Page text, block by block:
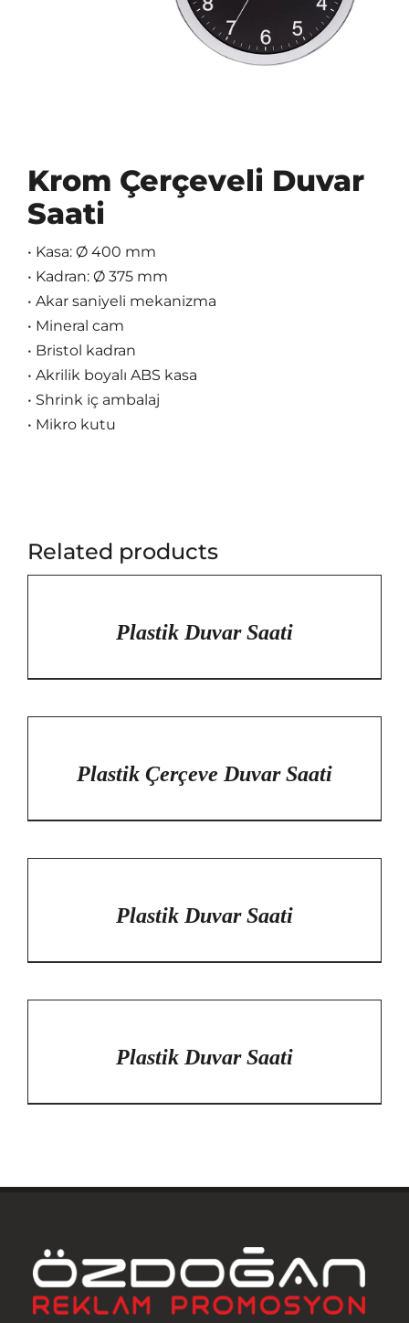
Krom Çerçeveli Duvar
Saati
• Kasa: Ø 400 mm
• Kadran: Ø 375 mm
• Akar saniyeli mekanizma
• Mineral cam
• Bristol kadran
• Akrilik boyalı ABS kasa
• Shrink iç ambalaj
• Mikro kutu
Related products
Plastik Duvar Saati
Plastik Çerçeve Duvar Saati
Plastik Duvar Saati
Plastik Duvar Saati
Hakkımızda